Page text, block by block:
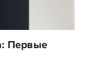
Первые